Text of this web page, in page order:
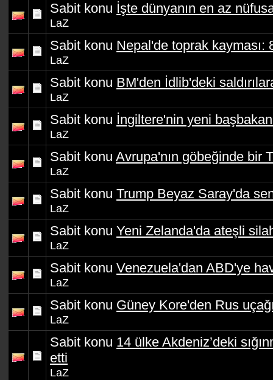
Sabit konu İşte dünyanın en az
LaZ
Sabit konu Nepal'de toprak kayması:
LaZ
Sabit konu BM'den İdlib'deki
LaZ
Sabit konu İngiltere'nin yeni
LaZ
Sabit konu Avrupa'nın göbeğinde bir
LaZ
Sabit konu Trump Beyaz Saray'da
LaZ
Sabit konu Yeni Zelanda'da ateşli
LaZ
Sabit konu Venezuela'dan ABD'ye
LaZ
Sabit konu Güney Kore'den Rus
LaZ
Sabit konu 14 ülke Akdeniz’deki
etti
LaZ